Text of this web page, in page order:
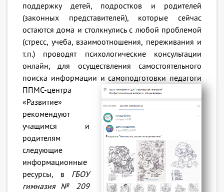
поддержку детей, подростков и родителей
(законных представителей), которые сейчас
остаются дома и столкнулись с любой проблемой
(стресс, учеба, взаимоотношения, переживания и
т.п.) проводят психологические консультации
онлайн, для осуществления самостоятельного
поиска информации и самоподготовки педагоги
ППМС-центра
«Развитие»
рекомендуют
учащимся и
родителям
следующие
информационные
ресурсы, в ГБОУ
гимназия № 209